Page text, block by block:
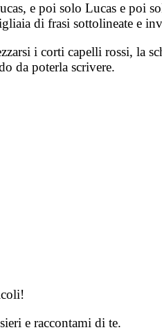
e poi solo Lucas e poi
di frasi sottolineate e
i corti capelli rossi, la
da poterla scrivere.
e raccontami di te.